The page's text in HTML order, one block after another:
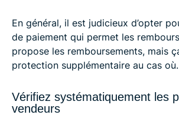
En général, il est judicieux d’opter
de paiement qui permet les
propose les remboursements, mais
protection supplémentaire au cas où.
Vérifiez systématiquement les
vendeurs